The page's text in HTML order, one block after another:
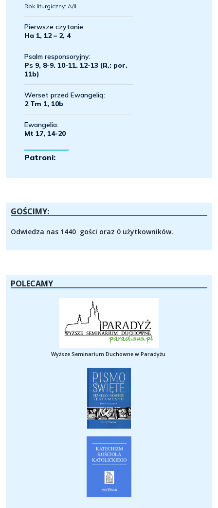
GOŚCIMY:
Odwiedza nas 1440 gości oraz 0 użytkowników.
POLECAMY
Wyższe Seminarium Duchowne w Paradyżu